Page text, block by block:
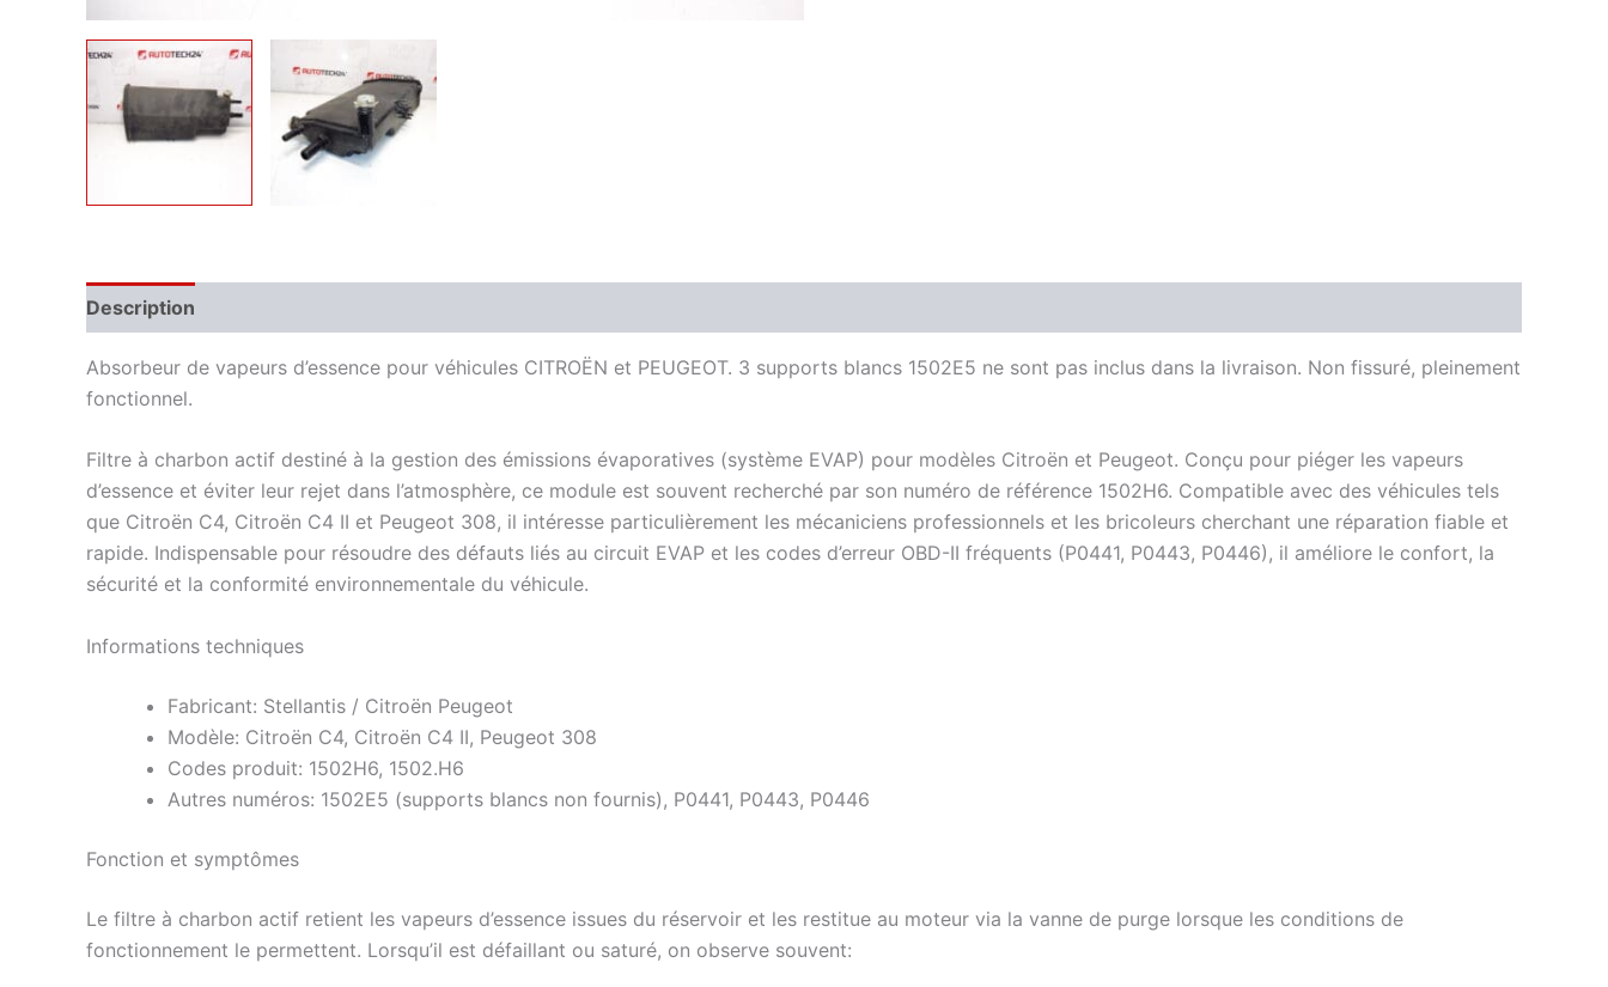
Description
Absorbeur de vapeurs d’essence pour véhicules CITROËN et PEUGEOT. 3 supports blancs 1502E5 ne sont pas inclus dans la livraison. Non fissuré, pleinement
fonctionnel.
Filtre à charbon actif destiné à la gestion des émissions évaporatives (système EVAP) pour modèles Citroën et Peugeot. Conçu pour piéger les vapeurs
d’essence et éviter leur rejet dans l’atmosphère, ce module est souvent recherché par son numéro de référence 1502H6. Compatible avec des véhicules tels
que Citroën C4, Citroën C4 II et Peugeot 308, il intéresse particulièrement les mécaniciens professionnels et les bricoleurs cherchant une réparation fiable et
rapide. Indispensable pour résoudre des défauts liés au circuit EVAP et les codes d’erreur OBD-II fréquents (P0441, P0443, P0446), il améliore le confort, la
sécurité et la conformité environnementale du véhicule.
Informations techniques
Fabricant: Stellantis / Citroën Peugeot
Modèle: Citroën C4, Citroën C4 II, Peugeot 308
Codes produit: 1502H6, 1502.H6
Autres numéros: 1502E5 (supports blancs non fournis), P0441, P0443, P0446
Fonction et symptômes
Le filtre à charbon actif retient les vapeurs d’essence issues du réservoir et les restitue au moteur via la vanne de purge lorsque les conditions de
fonctionnement le permettent. Lorsqu’il est défaillant ou saturé, on observe souvent: